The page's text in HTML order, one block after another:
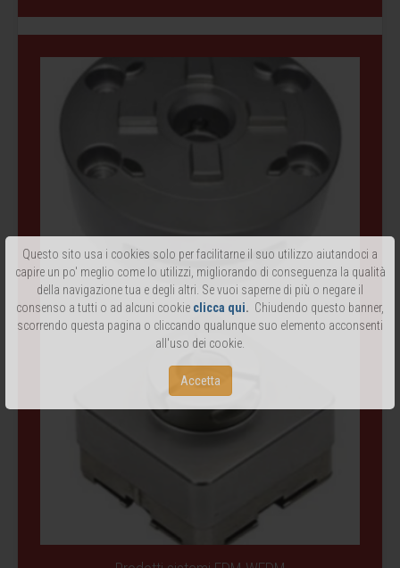
Questo sito usa i cookies solo per facilitarne il suo utilizzo aiutandoci a
capire un po' meglio come lo utilizzi, migliorando di conseguenza la qualità
della navigazione tua e degli altri. Se vuoi saperne di più o negare il
consenso a tutti o ad alcuni cookie clicca qui. Chiudendo questo banner,
scorrendo questa pagina o cliccando qualunque suo elemento acconsenti
all'uso dei cookie.
Accetta